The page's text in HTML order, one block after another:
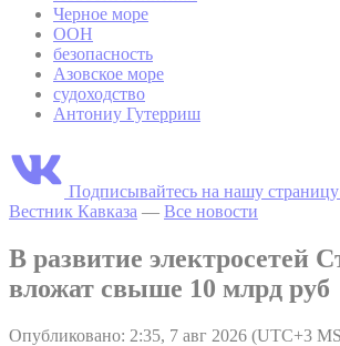
Черное море
ООН
безопасность
Азовское море
судоходство
Антониу Гутерриш
Подписывайтесь на нашу
Вестник Кавказа — Все новости
В развитие электросетей
вложат свыше 10 млрд руб
Опубликовано: 2:35, 7 авг 2026 (UTC+3